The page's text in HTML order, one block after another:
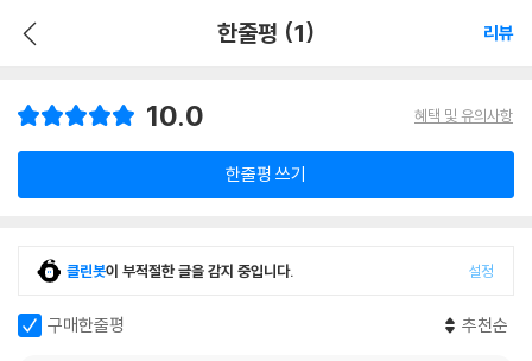
한줄평 (1) 리뷰
10.0 혜택 및 유의사항
한줄평 쓰기
클린봇이 부적절한 글을 감지 중입니다. 설정
구매한줄평 추천순